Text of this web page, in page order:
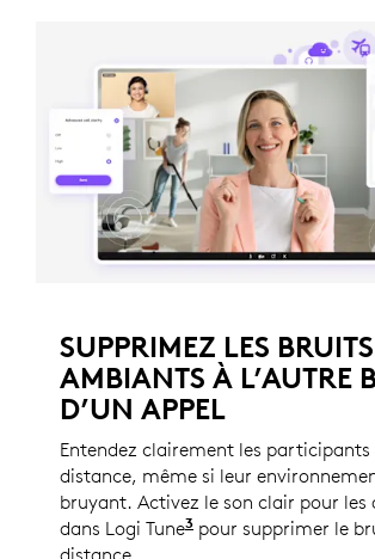
SUPPRIMEZ LES BRUITS
AMBIANTS À L’AUTRE
D’UN APPEL
Entendez clairement les participants
distance, même si leur
bruyant. Activez le son clair pour les
dans Logi Tune3 Logi Tune n’est
pour supprimer le
distance.